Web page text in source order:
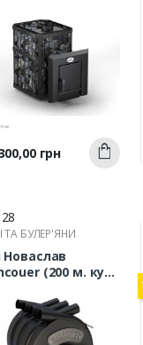
Швидкий
перегляд
грн Купити
ТА БУЛЕР'ЯНИ
Новаслав
(200 м. куб)